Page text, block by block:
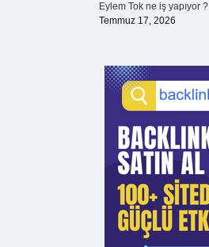
Eylem Tok ne iş yapıyor ?
Temmuz 17, 2026